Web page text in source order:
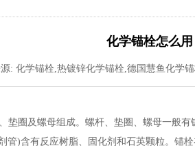
化学锚栓怎么用
: 化学锚栓,热镀锌化学锚栓,德国慧鱼化学
垫圈及螺母组成。螺杆、垫圈、螺母一般
管)含有反应树脂、固化剂和石英颗粒。锚